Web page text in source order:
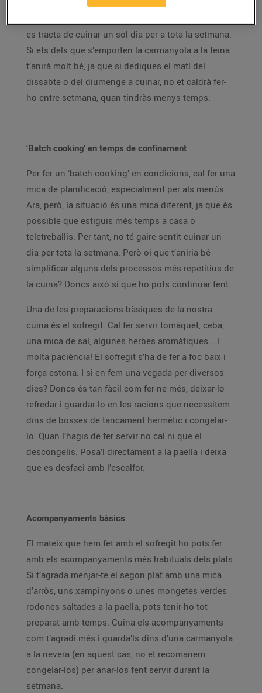
es tracta de cuinar un sol dia per a tota la setmana.
Si ets dels que s’emporten la carmanyola a la feina
t’anirà molt bé, ja que si dediques el matí del
dissabte o del diumenge a cuinar, no et caldrà fer-
ho entre setmana, quan tindràs menys temps.
‘Batch cooking’ en temps de confinament
Per fer un ‘batch cooking’ en condicions, cal fer una
mica de planificació, especialment per als menús.
Ara, però, la situació és una mica diferent, ja que és
possible que estiguis més temps a casa o
teletreballis. Per tant, no té gaire sentit cuinar un
dia per tota la setmana. Però oi que t’aniria bé
simplificar alguns dels processos més repetitius de
la cuina? Doncs això sí que ho pots continuar fent.
Una de les preparacions bàsiques de la nostra
cuina és el sofregit. Cal fer servir tomàquet, ceba,
una mica de sal, algunes herbes aromàtiques... I
molta paciència! El sofregit s’ha de fer a foc baix i
força estona. I si en fem una vegada per diversos
dies? Doncs és tan fàcil com fer-ne més, deixar-lo
refredar i guardar-lo en les racions que necessitem
dins de bosses de tancament hermètic i congelar-
lo. Quan l’hagis de fer servir no cal ni que el
descongelis. Posa’l directament a la paella i deixa
que es desfaci amb l’escalfor.
Acompanyaments bàsics
El mateix que hem fet amb el sofregit ho pots fer
amb els acompanyaments més habituals dels plats.
Si t’agrada menjar-te el segon plat amb una mica
d’arròs, uns xampinyons o unes mongetes verdes
rodones saltades a la paella, pots tenir-ho tot
preparat amb temps. Cuina els acompanyaments
com t’agradi més i guarda’ls dins d’una carmanyola
a la nevera (en aquest cas, no et recomanem
congelar-los) per anar-los fent servir durant la
setmana.